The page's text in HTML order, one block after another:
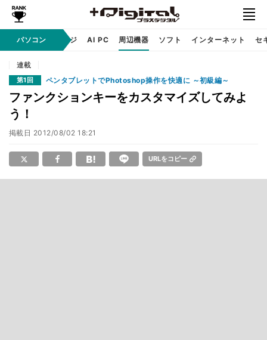
パソコン
自作 / テクノロジ AI PC 周辺機器 ソフト インターネット セ
連載
第1回 ペンタブレットでPhotoshop操作を快適に ～初級編～
ファンクションキーをカスタマイズしてみよ
う！
掲載日 2012/08/02 18:21
URLをコピー